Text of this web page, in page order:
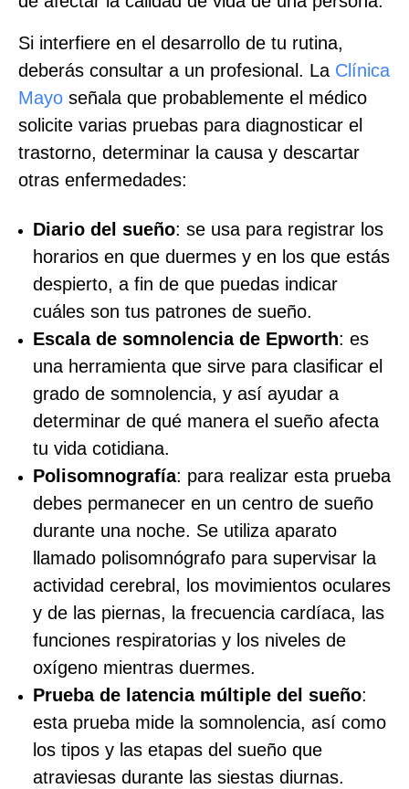
Si interfiere en el desarrollo de tu rutina,
deberás consultar a un profesional. La Clínica
Mayo señala que probablemente el médico
solicite varias pruebas para diagnosticar el
trastorno, determinar la causa y descartar
otras enfermedades:
Diario del sueño: se usa para registrar los
horarios en que duermes y en los que estás
despierto, a fin de que puedas indicar
cuáles son tus patrones de sueño.
Escala de somnolencia de Epworth: es
una herramienta que sirve para clasificar el
grado de somnolencia, y así ayudar a
determinar de qué manera el sueño afecta
tu vida cotidiana.
Polisomnografía: para realizar esta prueba
debes permanecer en un centro de sueño
durante una noche. Se utiliza aparato
llamado polisomnógrafo para supervisar la
actividad cerebral, los movimientos oculares
y de las piernas, la frecuencia cardíaca, las
funciones respiratorias y los niveles de
oxígeno mientras duermes.
Prueba de latencia múltiple del sueño:
esta prueba mide la somnolencia, así como
los tipos y las etapas del sueño que
atraviesas durante las siestas diurnas.